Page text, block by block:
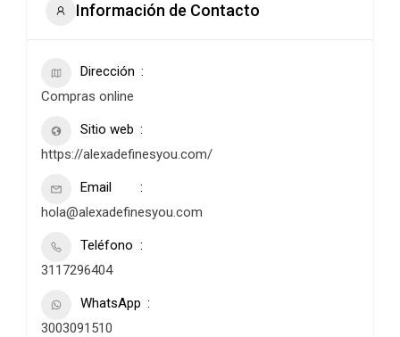
Información de Contacto
Dirección
Compras online
Sitio web
https://alexadefinesyou.com/
Email
hola@alexadefinesyou.com
Teléfono
3117296404
WhatsApp
3003091510